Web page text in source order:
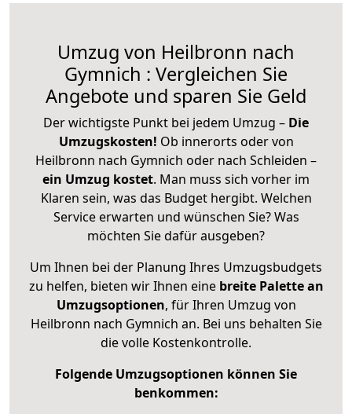
Umzug von Heilbronn nach
Gymnich : Vergleichen Sie
Angebote und sparen Sie Geld
Der wichtigste Punkt bei jedem Umzug – Die
Umzugskosten! Ob innerorts oder von
Heilbronn nach Gymnich oder nach Schleiden –
ein Umzug kostet. Man muss sich vorher im
Klaren sein, was das Budget hergibt. Welchen
Service erwarten und wünschen Sie? Was
möchten Sie dafür ausgeben?
Um Ihnen bei der Planung Ihres Umzugsbudgets
zu helfen, bieten wir Ihnen eine breite Palette an
Umzugsoptionen, für Ihren Umzug von
Heilbronn nach Gymnich an. Bei uns behalten Sie
die volle Kostenkontrolle.
Folgende Umzugsoptionen können Sie
benkommen: